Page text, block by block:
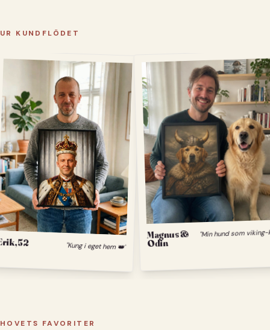
UR KUNDFLÖDET
52 "Kung i eget hem 👑"
Magnus &
Odin
HOVETS FAVORITER